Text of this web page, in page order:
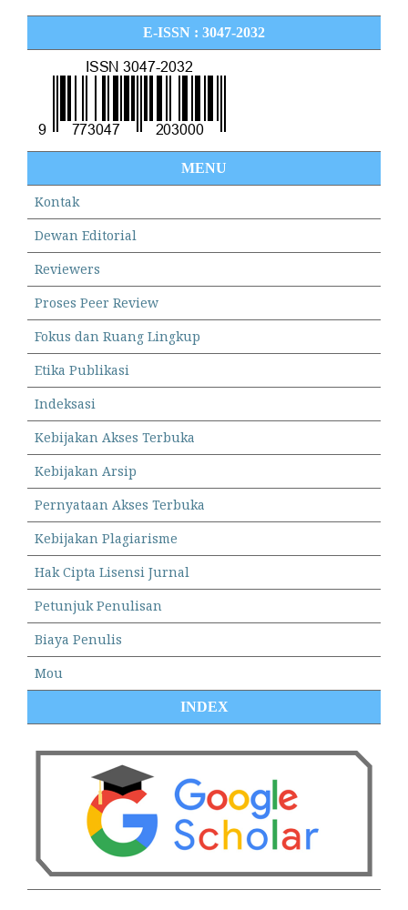
E-ISSN : 3047-2032
MENU
Kontak
Dewan Editorial
Reviewers
Proses Peer Review
Fokus dan Ruang Lingkup
Etika Publikasi
Indeksasi
Kebijakan Akses Terbuka
Kebijakan Arsip
Pernyataan Akses Terbuka
Kebijakan Plagiarisme
Hak Cipta Lisensi Jurnal
Petunjuk Penulisan
Biaya Penulis
Mou
INDEX